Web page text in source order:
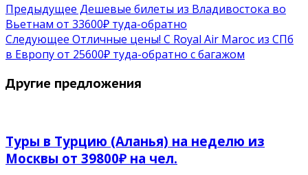
Предыдущее Дешевые билеты из Владивостока во
Вьетнам от 33600₽ туда-обратно
Следующее Отличные цены! С Royal Air Maroc из СПб
в Европу от 25600₽ туда-обратно с багажом
Другие предложения
Туры в Турцию (Аланья) на неделю из
Москвы от 39800₽ на чел.